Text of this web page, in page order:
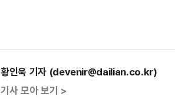
황인욱 기자 (devenir@dailian.co.kr)
기사 모아 보기 >